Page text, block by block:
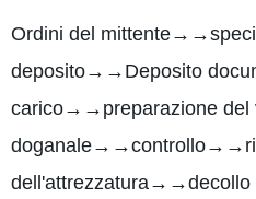
Ordini del
deposito→→Deposito
carico→→preparazione